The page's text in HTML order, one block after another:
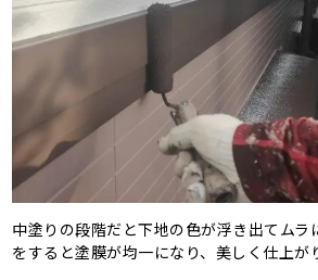
中塗りの段階だと下地の色が浮き出てムラ
をすると塗膜が均一になり、美しく仕上が